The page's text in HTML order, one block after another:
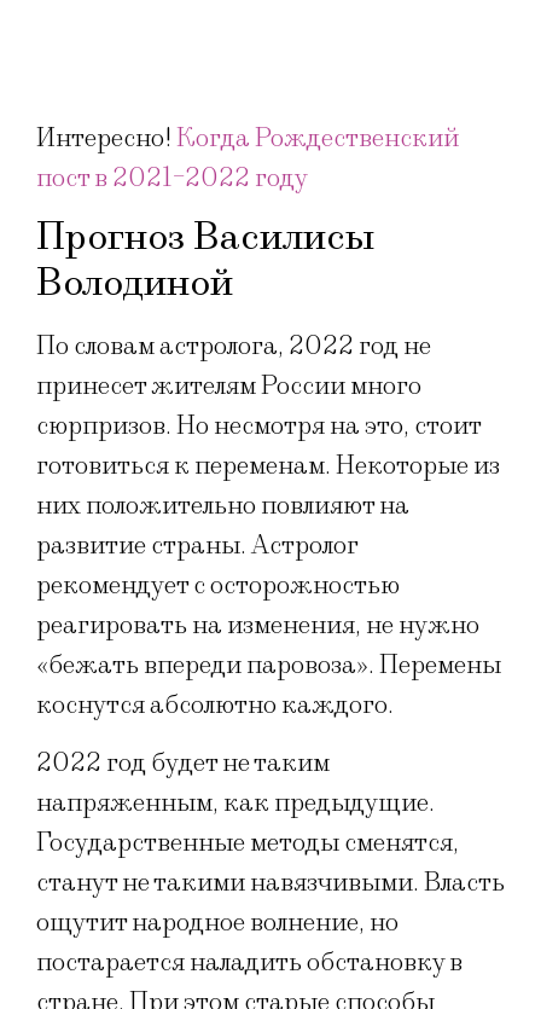
Интересно!Когда Рождественский
пост в 2021-2022 году
Прогноз Василисы
Володиной
По словам астролога, 2022 год не
принесет жителям России много
сюрпризов. Но несмотря на это, стоит
готовиться к переменам. Некоторые из
них положительно повлияют на
развитие страны. Астролог
рекомендует с осторожностью
реагировать на изменения, не нужно
«бежать впереди паровоза». Перемены
коснутся абсолютно каждого.
2022 год будет не таким
напряженным, как предыдущие.
Государственные методы сменятся,
станут не такими навязчивыми. Власть
ощутит народное волнение, но
постарается наладить обстановку в
стране. При этом старые способы